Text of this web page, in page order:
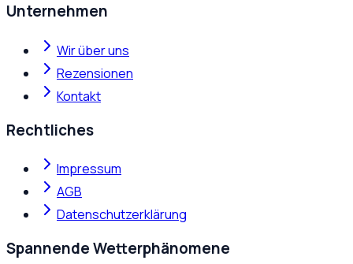
Unternehmen
Wir über uns
Rezensionen
Kontakt
Rechtliches
Impressum
AGB
Datenschutzerklärung
Spannende Wetterphänomene